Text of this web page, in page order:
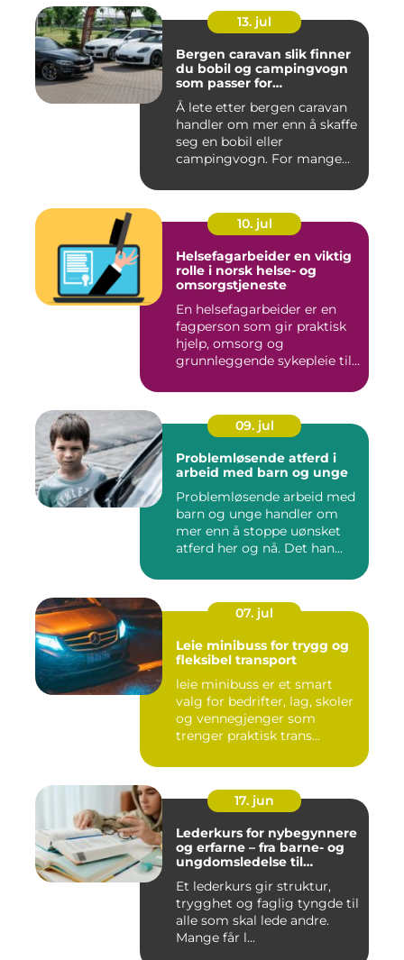
13. jul
Bergen caravan slik finner
du bobil og campingvogn
som passer for
vestlandsværet
Å lete etter bergen caravan
handler om mer enn å skaffe
seg en bobil eller
campingvogn. For mange
10. jul
Helsefagarbeider en viktig
rolle i norsk helse- og
omsorgstjeneste
En helsefagarbeider er en
fagperson som gir praktisk
hjelp, omsorg og
grunnleggende sykepleie til
09. jul
Problemløsende atferd i
arbeid med barn og unge
Problemløsende arbeid med
barn og unge handler om
mer enn å stoppe uønsket
atferd her og nå. Det han...
07. jul
Leie minibuss for trygg og
fleksibel transport
leie minibuss er et smart
valg for bedrifter, lag, skoler
og vennegjenger som
trenger praktisk trans...
17. jun
Lederkurs for nybegynnere
og erfarne – fra barne- og
ungdomsledelse til
Et lederkurs gir struktur,
trygghet og faglig tyngde til
alle som skal lede andre.
Mange får l...